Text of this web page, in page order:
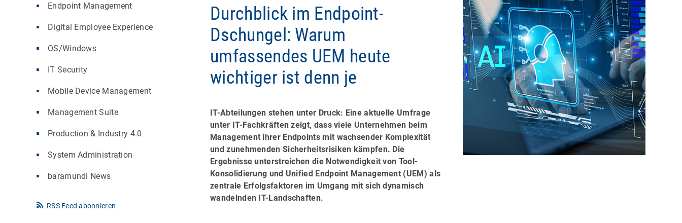
Endpoint Management
Digital Employee Experience
OS/Windows
IT Security
Mobile Device Management
Management Suite
Production & Industry 4.0
System Administration
baramundi News
RSS Feed abonnieren
Durchblick im Endpoint-
Dschungel: Warum
umfassendes UEM heute
wichtiger ist denn je
IT-Abteilungen stehen unter Druck: Eine aktuelle Umfrage
unter IT-Fachkräften zeigt, dass viele Unternehmen beim
Management ihrer Endpoints mit wachsender Komplexität
und zunehmenden Sicherheitsrisiken kämpfen. Die
Ergebnisse unterstreichen die Notwendigkeit von Tool-
Konsolidierung und Unified Endpoint Management (UEM) als
zentrale Erfolgsfaktoren im Umgang mit sich dynamisch
wandelnden IT-Landschaften.